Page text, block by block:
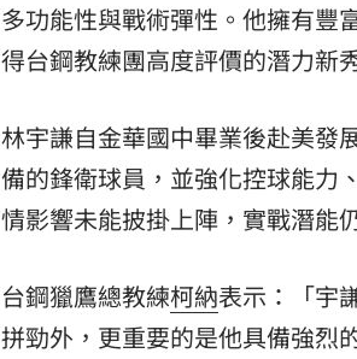
多功能性與戰術彈性。他擁有豐
得台鋼教練團高度評價的潛力新
林宇謙自金華國中畢業後赴美發
備的鋒衛球員，並強化控球能力
情影響未能披掛上陣，實戰潛能
台鋼獵鷹總教練柯納表示：「宇
拼勁外，更重要的是他具備強烈